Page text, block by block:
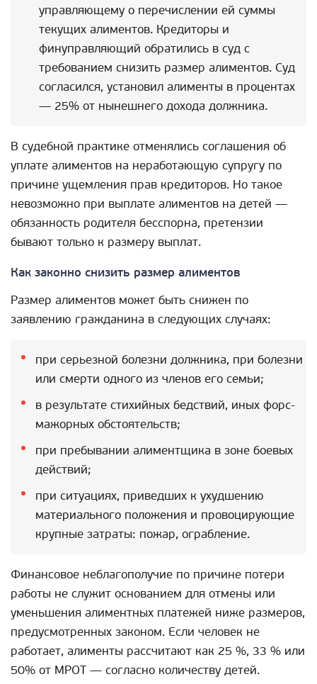
управляющему о перечислении ей суммы
текущих алиментов. Кредиторы и
финуправляющий обратились в суд с
требованием снизить размер алиментов. Суд
согласился, установил алименты в процентах
— 25% от нынешнего дохода должника.
В судебной практике отменялись соглашения об
уплате алиментов на неработающую супругу по
причине ущемления прав кредиторов. Но такое
невозможно при выплате алиментов на детей —
обязанность родителя бесспорна, претензии
бывают только к размеру выплат.
Как законно снизить размер алиментов
Размер алиментов может быть снижен по
заявлению гражданина в следующих случаях:
при серьезной болезни должника, при болезни
или смерти одного из членов его семьи;
в результате стихийных бедствий, иных форс-
мажорных обстоятельств;
при пребывании алиментщика в зоне боевых
действий;
при ситуациях, приведших к ухудшению
материального положения и провоцирующие
крупные затраты: пожар, ограбление.
Финансовое неблагополучие по причине потери
работы не служит основанием для отмены или
уменьшения алиментных платежей ниже размеров,
предусмотренных законом. Если человек не
работает, алименты рассчитают как 25 %, 33 % или
50% от МРОТ — согласно количеству детей.